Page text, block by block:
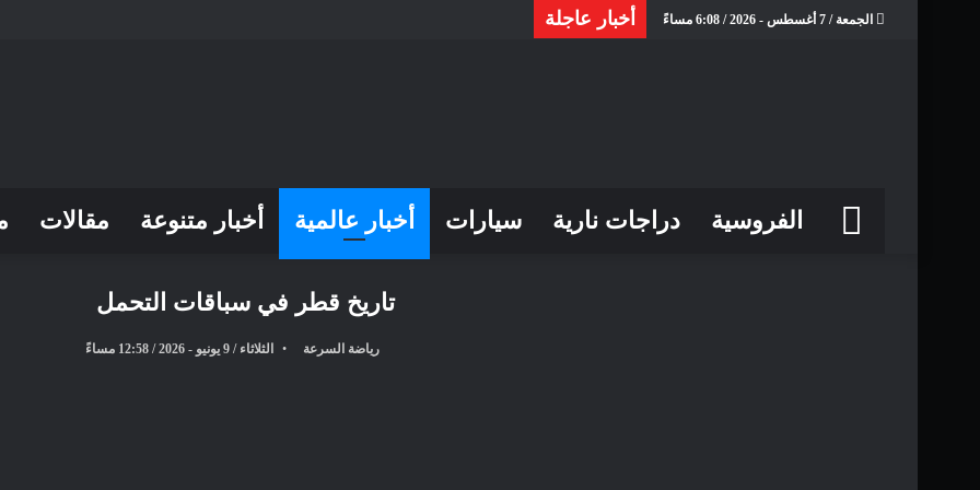
الجمعة / 7 أغسطس - 2026 / 6:08 مساءً أخبار عاجلة
الرئيسية
الفروسية دراجات نارية سيارات أخبار عالمية أخبار متنوعة مقالات
تاريخ قطر في سباقات التحمل
رياضة السرعة الثلاثاء / 9 يونيو - 2026 / 12:58 مساءً